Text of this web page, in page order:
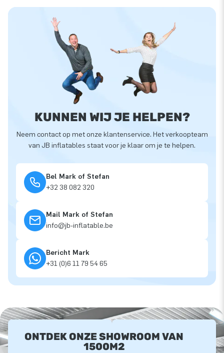
KUNNEN WIJ JE HELPEN?
Neem contact op met onze klantenservice. Het verkoopteam
van JB inflatables staat voor je klaar om je te helpen.
Bel Mark of Stefan
+32 38 082 320
Mail Mark of Stefan
info@jb-inflatable.be
Bericht Mark
+31 (0)6 11 79 54 65
ONTDEK ONZE SHOWROOM VAN
1500M2